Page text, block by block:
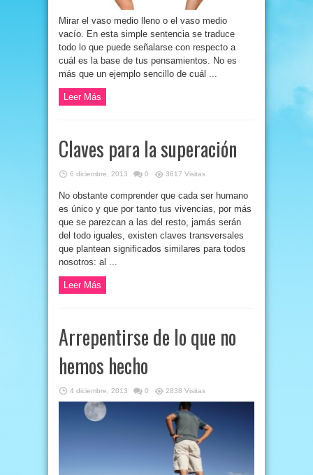
Mirar el vaso medio lleno o el vaso medio
vacío. En esta simple sentencia se traduce
todo lo que puede señalarse con respecto a
cuál es la base de tus pensamientos. No es
más que un ejemplo sencillo de cuál ...
Leer Más
Claves para la superación
6 diciembre, 2013 0 3617 Visitas
No obstante comprender que cada ser humano
es único y que por tanto tus vivencias, por más
que se parezcan a las del resto, jamás serán
del todo iguales, existen claves transversales
que plantean significados similares para todos
nosotros: al ...
Leer Más
Arrepentirse de lo que no
hemos hecho
4 diciembre, 2013 0 2838 Visitas